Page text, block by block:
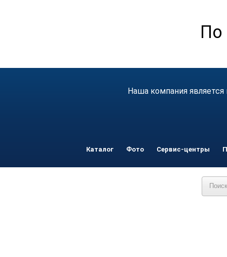
По
Наша компания
Каталог Фото Сервис-центры